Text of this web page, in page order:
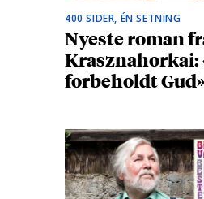
400 SIDER, ÉN SETNING
Nyeste roman
forbeholdt Gud»